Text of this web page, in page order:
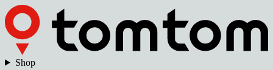
Shop